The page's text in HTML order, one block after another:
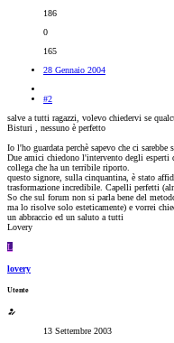
186
0
165
28 Gennaio 2004
#2
salve a tutti ragazzi, volevo chiedervi se
Bisturi , nessuno è perfetto
Io l'ho guardata perchè sapevo che ci
Due amici chiedono l'intervento degli
collega che ha un terribile riporto.
questo signore, sulla cinquantina, è stato
trasformazione incredibile. Capelli perfetti
So che sul forum non si parla bene del
ma lo risolve solo esteticamente) e vorrei
un abbraccio ed un saluto a tutti
Lovery
L
lovery
Utente
13 Settembre 2003